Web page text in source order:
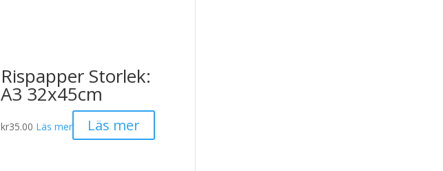
Rispapper Storlek:
A3 32x45cm
kr35.00 Läs mer Läs mer